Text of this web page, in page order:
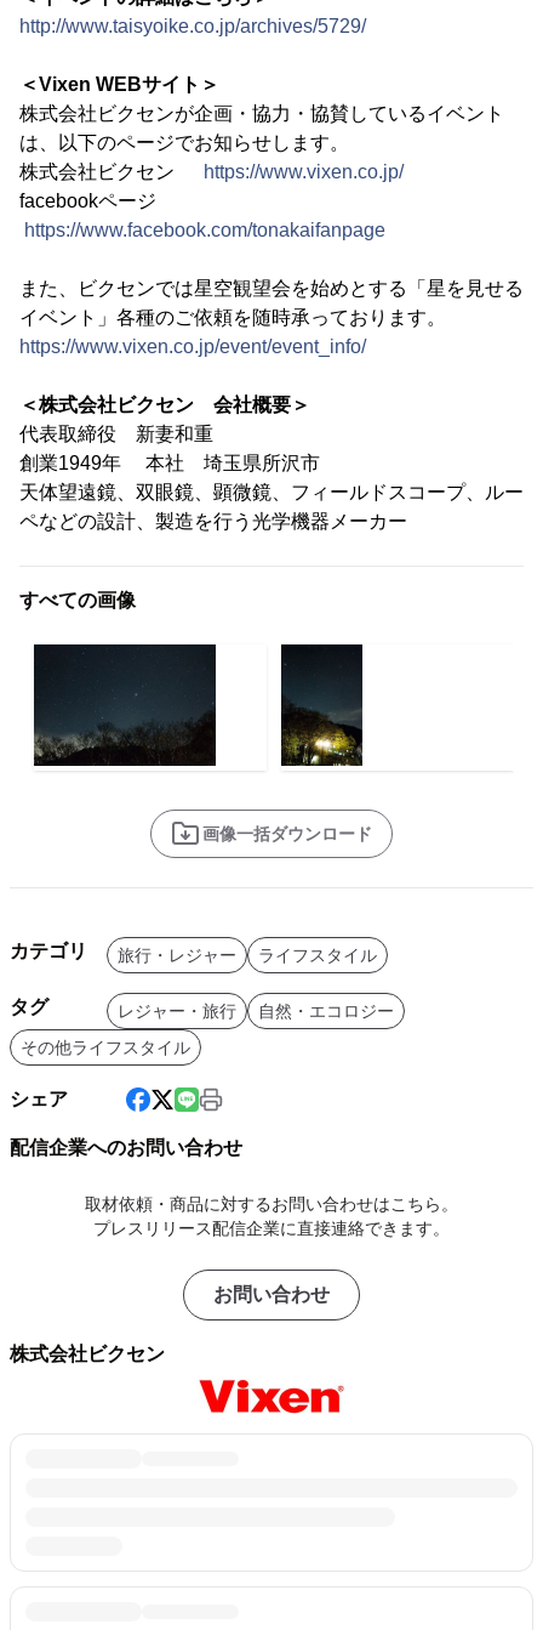
http://www.taisyoike.co.jp/archives/5729/
＜Vixen WEBサイト＞
株式会社ビクセンが企画・協力・協賛しているイベント
は、以下のページでお知らせします。
株式会社ビクセン
https://www.vixen.co.jp/
facebookページ
https://www.facebook.com/tonakaifanpage
また、ビクセンでは星空観望会を始めとする「星を見せる
イベント」各種のご依頼を随時承っております。
https://www.vixen.co.jp/event/event_info/
＜株式会社ビクセン 会社概要＞
代表取締役 新妻和重
創業1949年 本社 埼玉県所沢市
天体望遠鏡、双眼鏡、顕微鏡、フィールドスコープ、ルー
ペなどの設計、製造を行う光学機器メーカー
すべての画像
画像一括ダウンロード
カテゴリ 旅行・レジャー ライフスタイル
タグ レジャー・旅行
自然・エコロジー
その他ライフスタイル
シェア
配信企業へのお問い合わせ
取材依頼・商品に対するお問い合わせはこちら。
プレスリリース配信企業に直接連絡できます。
お問い合わせ
株式会社ビクセン